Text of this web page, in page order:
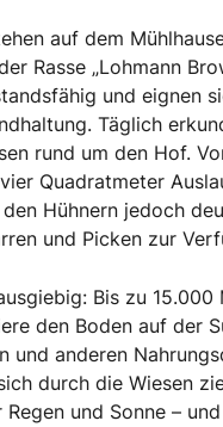
auf dem
Rasse „Lohmann
und eignen
Täglich
rund um den Hof.
Quadratmeter
Hühnern jedoch
und Picken zur
Bis zu 15.000
den Boden auf der
und anderen
durch die Wiesen
und Sonne –